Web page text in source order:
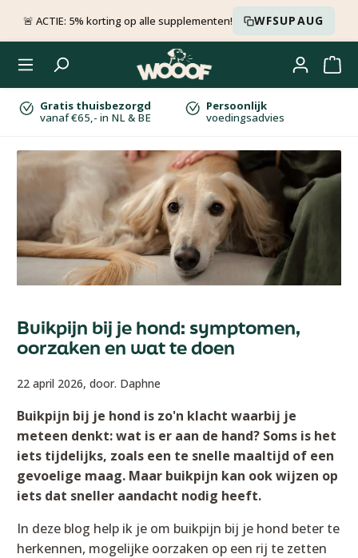
Ga naar de hoofdinhoud
🚨 ACTIE: 5% korting op alle supplementen! WFSUPAUG
Gratis thuisbezorgd
vanaf €65,- in NL & BE
Persoonlijk
voedingsadvies
Buikpijn bij je hond: symptomen,
oorzaken en wat te doen
22 april 2026, door. Daphne
Buikpijn bij je hond is zo'n klacht waarbij je
meteen denkt: wat is er aan de hand? Soms is het
iets tijdelijks, zoals een te snelle maaltijd of een
gevoelige maag. Maar buikpijn kan ook wijzen op
iets dat sneller aandacht nodig heeft.
In deze blog help ik je om buikpijn bij je hond beter te
herkennen, mogelijke oorzaken op een rij te zetten